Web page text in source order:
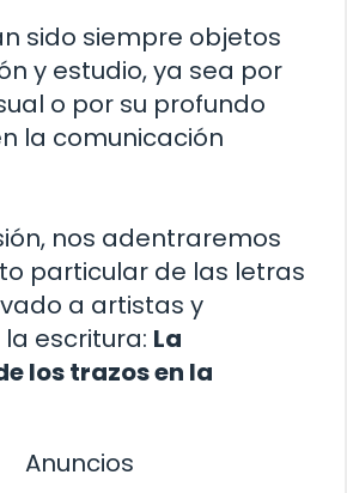
sido siempre objetos
y estudio, ya sea por
o por su profundo
la comunicación
nos adentraremos
particular de las letras
a artistas y
escritura: La
los trazos en la
Anuncios